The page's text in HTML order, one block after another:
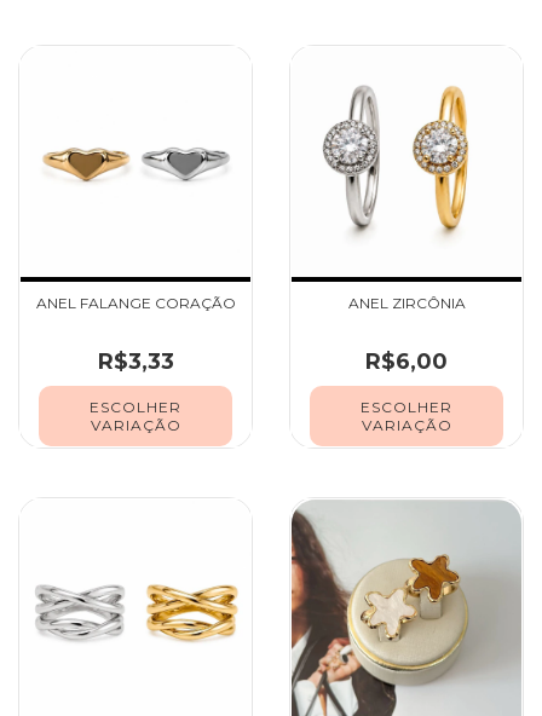
ANEL FALANGE CORAÇÃO
R$3,33
ESCOLHER
VARIAÇÃO
ANEL ZIRCÔNIA
R$6,00
ESCOLHER
VARIAÇÃO